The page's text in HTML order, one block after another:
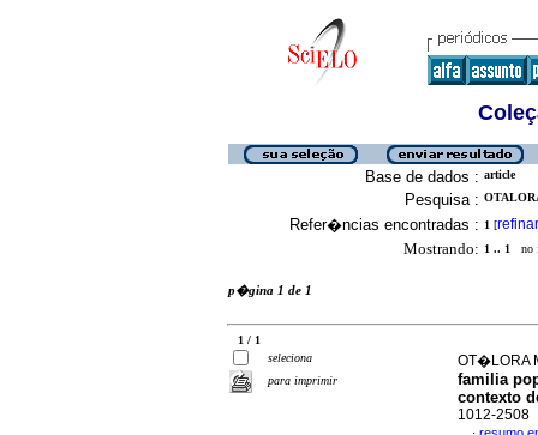
Base de dados : article
Pesquisa :
Refer�ncias encontradas : 1 [refinar
Mostrando: 1 .. 1 no
p�gina 1 de 1
1 / 1
seleciona
para imprimir
OT�LORA
familia
contexto
1012-2508